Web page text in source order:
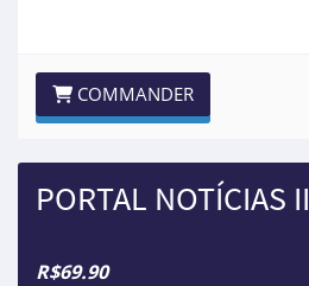
COMMANDER
PORTAL NOTÍCIAS II
R$69.90